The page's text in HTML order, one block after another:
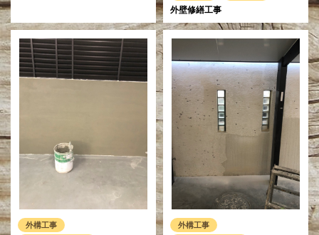
外壁修繕工事
外構工事
外構工事